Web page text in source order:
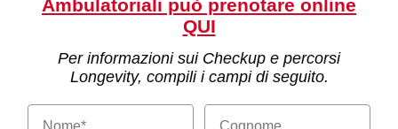
Ambulatoriali può prenotare online
QUI
Per informazioni sui Checkup e percorsi
Longevity, compili i campi di seguito.